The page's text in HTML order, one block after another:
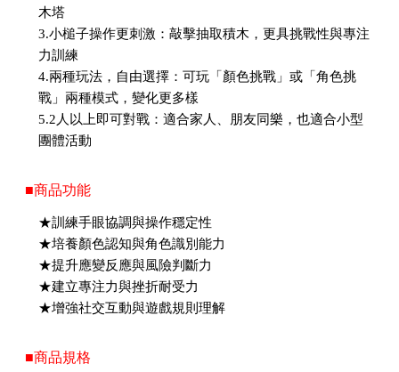
木塔
3.小槌子操作更刺激：敲擊抽取積木，更具挑戰性與專注
力訓練
4.兩種玩法，自由選擇：可玩「顏色挑戰」或「角色挑
戰」兩種模式，變化更多樣
5.2人以上即可對戰：適合家人、朋友同樂，也適合小型
團體活動
■商品功能
★訓練手眼協調與操作穩定性
★培養顏色認知與角色識別能力
★提升應變反應與風險判斷力
★建立專注力與挫折耐受力
★增強社交互動與遊戲規則理解
■商品規格